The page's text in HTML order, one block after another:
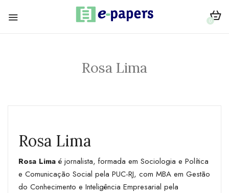
0
Rosa Lima
Rosa Lima
Rosa Lima é jornalista, formada em Sociologia e Política
e Comunicação Social pela PUC-RJ, com MBA em Gestão
do Conhecimento e Inteligência Empresarial pela